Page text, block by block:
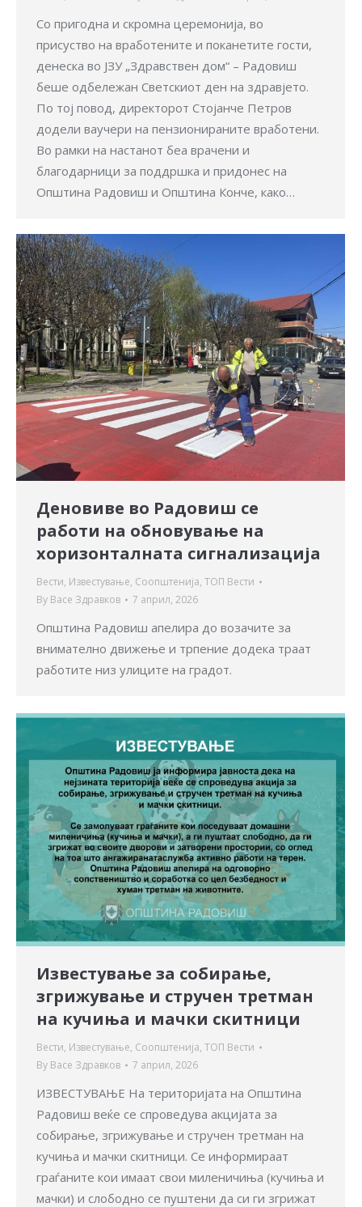
Со пригодна и скромна церемонија, во
присуство на вработените и поканетите гости,
денеска во ЈЗУ „Здравствен дом“ – Радовиш
беше одбележан Светскиот ден на здравјето.
По тој повод, директорот Стојанче Петров
додели ваучери на пензионираните вработени.
Во рамки на настанот беа врачени и
благодарници за поддршка и придонес на
Општина Радовиш и Општина Конче, како…
Деновиве во Радовиш се
работи на обновување на
хоризонталната сигнализација
Вести, Известување, Соопштенија, ТОП Вести
By Васе Здравков 7 април, 2026
Општина Радовиш апелира до возачите за
внимателно движење и трпение додека траат
работите низ улиците на градот.
Известување за собирање,
згрижување и стручен третман
на кучиња и мачки скитници
Вести, Известување, Соопштенија, ТОП Вести
By Васе Здравков 7 април, 2026
ИЗВЕСТУВАЊЕ На територијата на Општина
Радовиш веќе се спроведува акцијата за
собирање, згрижување и стручен третман на
кучиња и мачки скитници. Се информираат
граѓаните кои имаат свои миленичиња (кучиња и
мачки) и слободно се пуштени да си ги згрижат